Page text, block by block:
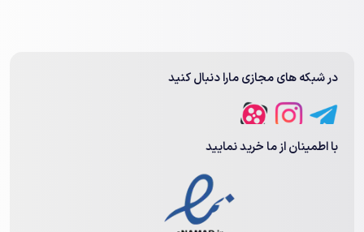
در شبکه های مجازی مارا دنبال کنید
با اطمینان از ما خرید نمایید